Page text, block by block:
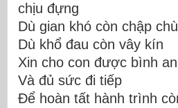
chịu đựng
Dù gian khó còn chập
Dù khổ đau còn vây kín
Xin cho con được bình an
Và đủ sức đi tiếp
Để hoàn tất hành trình